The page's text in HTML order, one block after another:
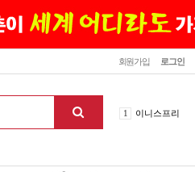
닫기
회원가입 로그인
1
4 메디힐